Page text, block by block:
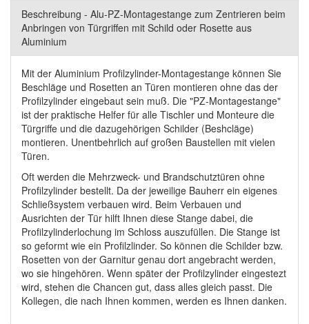
Beschreibung - Alu-PZ-Montagestange zum Zentrieren beim
Anbringen von Türgriffen mit Schild oder Rosette aus
Aluminium
Mit der Aluminium Profilzylinder-Montagestange können Sie
Beschläge und Rosetten an Türen montieren ohne das der
Profilzylinder eingebaut sein muß. Die "PZ-Montagestange"
ist der praktische Helfer für alle Tischler und Monteure die
Türgriffe und die dazugehörigen Schilder (Beshcläge)
montieren. Unentbehrlich auf großen Baustellen mit vielen
Türen.
Oft werden die Mehrzweck- und Brandschutztüren ohne
Profilzylinder bestellt. Da der jeweilige Bauherr ein eigenes
Schließsystem verbauen wird. Beim Verbauen und
Ausrichten der Tür hilft Ihnen diese Stange dabei, die
Profilzylinderlochung im Schloss auszufüllen. Die Stange ist
so geformt wie ein Profilzlinder. So können die Schilder bzw.
Rosetten von der Garnitur genau dort angebracht werden,
wo sie hingehören. Wenn später der Profilzylinder eingestezt
wird, stehen die Chancen gut, dass alles gleich passt. Die
Kollegen, die nach Ihnen kommen, werden es Ihnen danken.